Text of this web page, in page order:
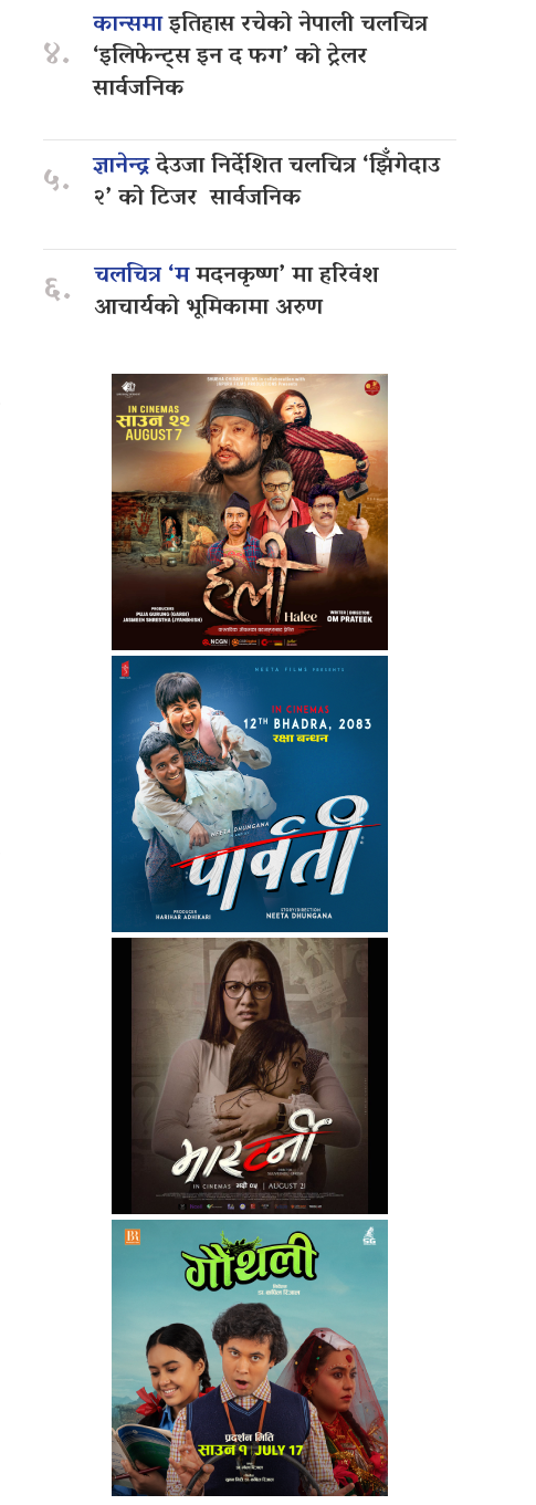
४.
कान्समाइतिहास रचेको नेपाली चलचित्र
‘इलिफेन्ट्स इन द फग’ को ट्रेलर
सार्वजनिक
५. ज्ञानेन्द्रदेउजा निर्देशित चलचित्र ‘झिँगेदाउ
२’ को टिजर सार्वजनिक
६. चलचित्र ‘ममदनकृष्ण’ मा हरिवंश
आचार्यको भूमिकामा अरुण